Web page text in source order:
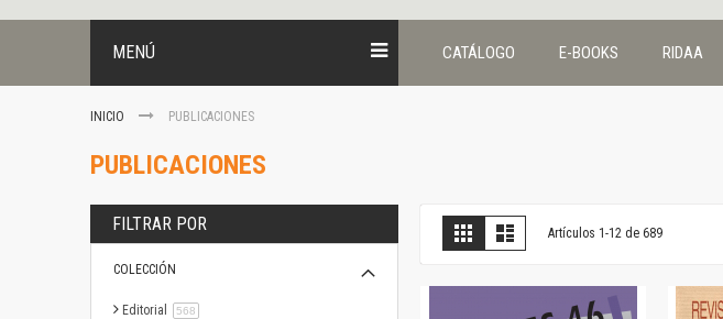
Publicaciones
Editorial
Ediciones especiales
MENÚ CATÁLOGO E-BOOKS RIDAA
INICIO PUBLICACIONES
PUBLICACIONES
Ver
como
Grilla Lista Artículos 1-12 de 689
FILTRAR POR
COLECCIÓN
Editorial 568